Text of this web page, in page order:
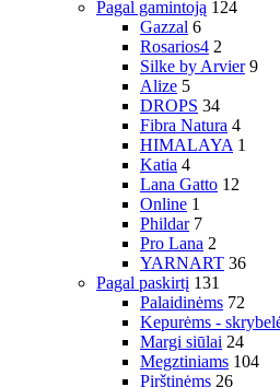
Pagal gamintoją 124
Gazzal 6
Rosarios4 2
Silke by Arvier 9
Alize 5
DROPS 34
Fibra Natura 4
HIMALAYA 1
Katia 4
Lana Gatto 12
Online 1
Phildar 7
Pro Lana 2
YARNART 36
Pagal paskirtį 131
Palaidinėms 72
Kepurėms -
Margi siūlai 24
Megztiniams 104
Pirštinėms 26